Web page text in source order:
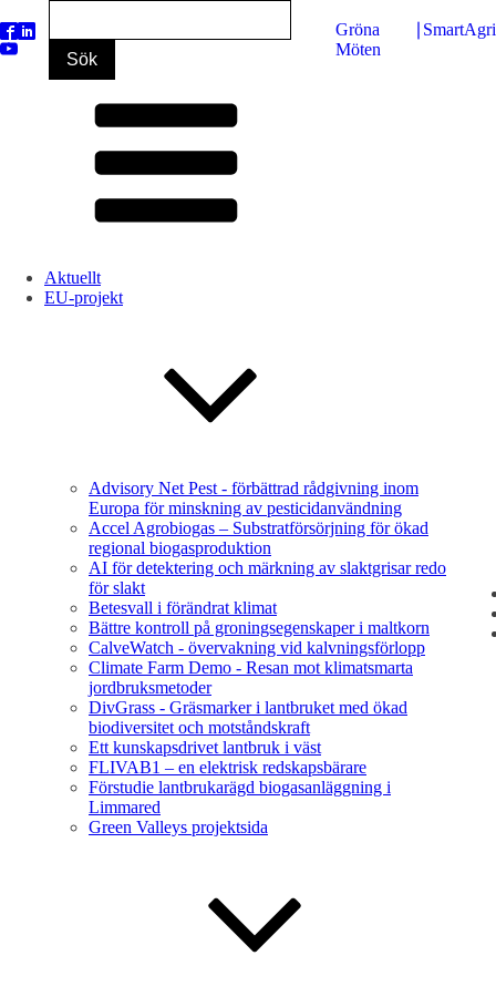
Gröna
Möten
SmartAgri
Aktuellt
EU-projekt
Advisory Net Pest - förbättrad rådgivning inom
Europa för minskning av pesticidanvändning
Accel Agrobiogas – Substratförsörjning för ökad
regional biogasproduktion
AI för detektering och märkning av slaktgrisar redo
för slakt
Betesvall i förändrat klimat
Bättre kontroll på groningsegenskaper i maltkorn
CalveWatch - övervakning vid kalvningsförlopp
Climate Farm Demo - Resan mot klimatsmarta
jordbruksmetoder
DivGrass - Gräsmarker i lantbruket med ökad
biodiversitet och motståndskraft
Ett kunskapsdrivet lantbruk i väst
FLIVAB1 – en elektrisk redskapsbärare
Förstudie lantbrukarägd biogasanläggning i
Limmared
Green Valleys projektsida